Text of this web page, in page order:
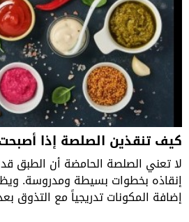
كيف تنقذين الصلصة إذا
لا تعني الصلصة الحامضة أن الطبق
إنقاذه بخطوات بسيطة ومدروسة.
إضافة المكونات تدريجياً مع التذوق